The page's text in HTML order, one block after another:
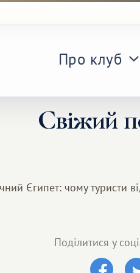
Про клуб
Свіжий
Єгипет: чому туристи
Поділитися у